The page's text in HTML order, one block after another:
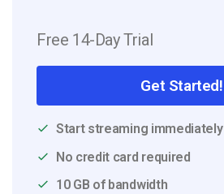
Free 14-Day Trial
Get Started!
Start streaming immediately
No credit card required
10 GB of bandwidth